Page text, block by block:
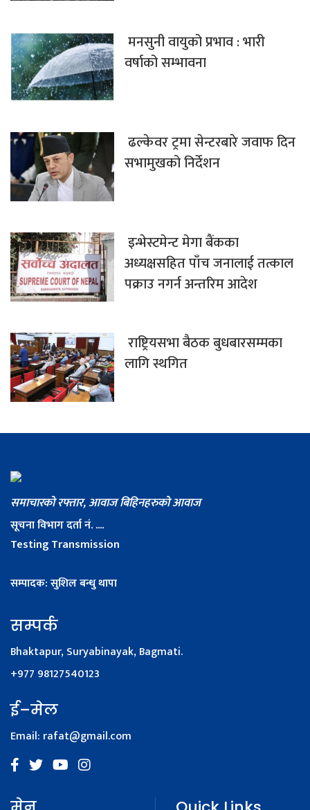
मनसुनी वायुको प्रभाव : भारी
वर्षाको सम्भावना
ढल्केवर ट्रमा सेन्टरबारे जवाफ दिन
सभामुखको निर्देशन
इन्भेस्टमेन्ट मेगा बैंकका
अध्यक्षसहित पाँच जनालाई तत्काल
पक्राउ नगर्न अन्तरिम आदेश
राष्ट्रियसभा बैठक बुधबारसम्मका
लागि स्थगित
समाचारको रफ्तार, आवाज बिहिनहरुको आवाज
सूचना विभाग दर्ता नं. ....
Testing Transmission
सम्पादक: सुशिल बन्धु थापा
सम्पर्क
Bhaktapur, Suryabinayak, Bagmati.
+977 98127540123
ई–मेल
Email: rafat@gmail.com